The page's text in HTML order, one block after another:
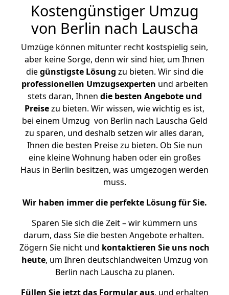
Kostengünstiger Umzug
von Berlin nach Lauscha
Umzüge können mitunter recht kostspielig sein,
aber keine Sorge, denn wir sind hier, um Ihnen
diegünstigste Lösung zu bieten. Wir sind die
professionellen Umzugsexperten und arbeiten
stets daran, Ihnen die besten Angebote und
Preisezu bieten. Wir wissen, wie wichtig es ist,
bei einem Umzug von Berlin nach Lauscha Geld
zu sparen, und deshalb setzen wir alles daran,
Ihnen die besten Preise zu bieten. Ob Sie nun
eine kleine Wohnung haben oder ein großes
Haus in Berlin besitzen, was umgezogen werden
muss.
Wir haben immer die perfekte Lösung für Sie.
Sparen Sie sich die Zeit – wir kümmern uns
darum, dass Sie die besten Angebote erhalten.
Zögern Sie nicht und kontaktieren Sie uns noch
heute, um Ihren deutschlandweiten Umzug von
Berlin nach Lauscha zu planen.
Füllen Sie jetzt das Formular aus, und erhalten